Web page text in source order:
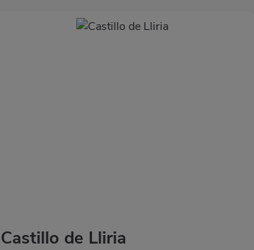
Castillo de Lliria